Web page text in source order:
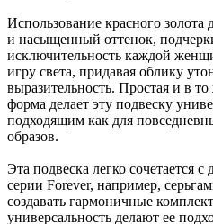
Использование красного
и насыщенный оттенок,
исключительность каждой
игру света, придавая облику
выразительность. Простая и в
форма делает эту подвеску
подходящим как для
образов.
Эта подвеска легко сочетается
серии Forever, например,
создавать гармоничные
универсальность делают ее